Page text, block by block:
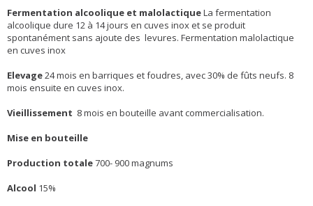
Fermentation alcoolique et malolactiqueLa fermentation
alcoolique dure 12 à 14 jours en cuves inox et se produit
spontanément sans ajoute des levures. Fermentation malolactique
en cuves inox
Elevage24 mois en barriques et foudres, avec 30% de fûts neufs. 8
mois ensuite en cuves inox.
Vieillissement 8 mois en bouteille avant commercialisation.
Mise en bouteille
Production totale700- 900 magnums
Alcool 15%